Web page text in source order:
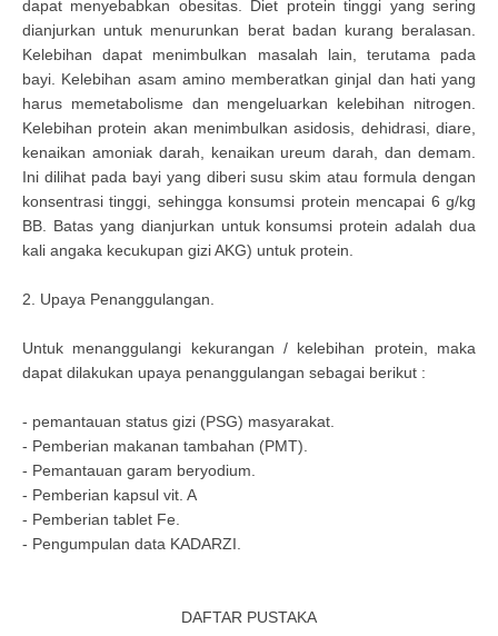
dapat menyebabkan obesitas. Diet protein tinggi yang sering
dianjurkan untuk menurunkan berat badan kurang beralasan.
Kelebihan dapat menimbulkan masalah lain, terutama pada
bayi. Kelebihan asam amino memberatkan ginjal dan hati yang
harus memetabolisme dan mengeluarkan kelebihan nitrogen.
Kelebihan protein akan menimbulkan asidosis, dehidrasi, diare,
kenaikan amoniak darah, kenaikan ureum darah, dan demam.
Ini dilihat pada bayi yang diberi susu skim atau formula dengan
konsentrasi tinggi, sehingga konsumsi protein mencapai 6 g/kg
BB. Batas yang dianjurkan untuk konsumsi protein adalah dua
kali angaka kecukupan gizi AKG) untuk protein.
2. Upaya Penanggulangan.
Untuk menanggulangi kekurangan / kelebihan protein, maka
dapat dilakukan upaya penanggulangan sebagai berikut :
- pemantauan status gizi (PSG) masyarakat.
- Pemberian makanan tambahan (PMT).
- Pemantauan garam beryodium.
- Pemberian kapsul vit. A
- Pemberian tablet Fe.
- Pengumpulan data KADARZI.
DAFTAR PUSTAKA